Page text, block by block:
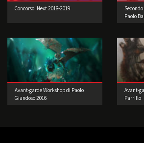
Concorso iNext 2018-2019
Paolo
Avant-garde Workshop di Paolo
Giandoso 2016
Avant-
Parrillo